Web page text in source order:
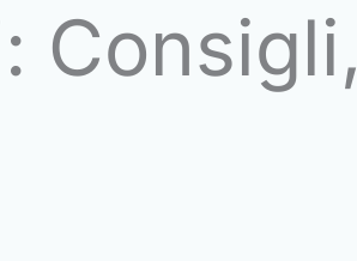
Consigli,